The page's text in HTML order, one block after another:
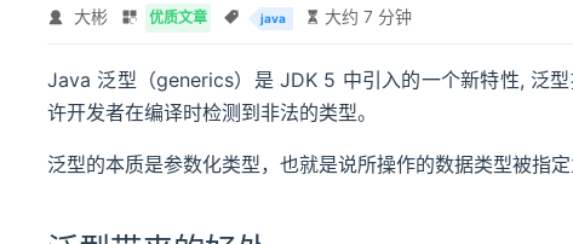
大彬 优质文章 java 大约 7 分钟
Java 泛型（generics）是 JDK 5 中引入的一个新特性, 泛
许开发者在编译时检测到非法的类型。
泛型的本质是参数化类型，也就是说所操作的数据类型被指定